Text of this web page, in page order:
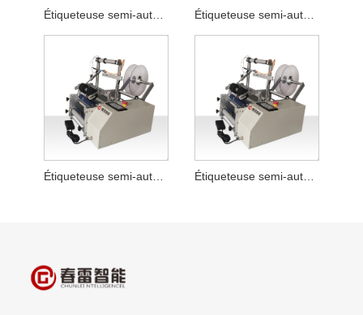
Étiqueteuse semi-automatique pour tuyau de nettoyant facial plat Étiqueteuse semi-automatique pour bouteilles plates de liquide de lessive
Étiqueteuse semi-automatique pour sauce chili